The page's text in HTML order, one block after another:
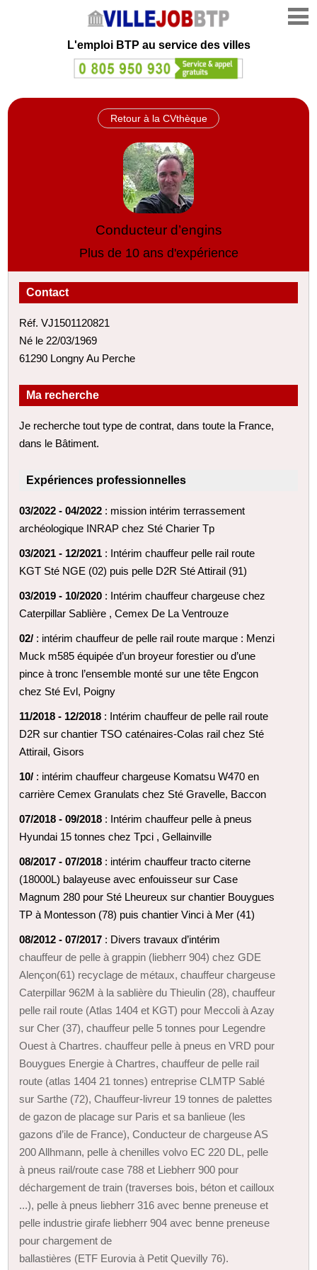
L'emploi BTP au service des villes
Retour à la CVthèque
Conducteur d’engins
Plus de 10 ans d'expérience
Contact
Réf. VJ1501120821
Né le 22/03/1969
61290 Longny Au Perche
Ma recherche
Je recherche tout type de contrat, dans toute la France,
dans le Bâtiment.
Expériences professionnelles
03/2022 - 04/2022 : mission intérim terrassement
archéologique INRAP chez Sté Charier Tp
03/2021 - 12/2021 : Intérim chauffeur pelle rail route
KGT Sté NGE (02) puis pelle D2R Sté Attirail (91)
03/2019 - 10/2020 : Intérim chauffeur chargeuse chez
Caterpillar Sablière , Cemex De La Ventrouze
02/ : intérim chauffeur de pelle rail route marque : Menzi
Muck m585 équipée d’un broyeur forestier ou d’une
pince à tronc l’ensemble monté sur une tête Engcon
chez Sté Evl, Poigny
11/2018 - 12/2018 : Intérim chauffeur de pelle rail route
D2R sur chantier TSO caténaires-Colas rail chez Sté
Attirail, Gisors
10/ : intérim chauffeur chargeuse Komatsu W470 en
carrière Cemex Granulats chez Sté Gravelle, Baccon
07/2018 - 09/2018 : Intérim chauffeur pelle à pneus
Hyundai 15 tonnes chez Tpci , Gellainville
08/2017 - 07/2018 : intérim chauffeur tracto citerne
(18000L) balayeuse avec enfouisseur sur Case
Magnum 280 pour Sté Lheureux sur chantier Bouygues
TP à Montesson (78) puis chantier Vinci à Mer (41)
08/2012 - 07/2017 : Divers travaux d’intérim
chauffeur de pelle à grappin (liebherr 904) chez GDE
Alençon(61) recyclage de métaux, chauffeur chargeuse
Caterpillar 962M à la sablière du Thieulin (28), chauffeur
pelle rail route (Atlas 1404 et KGT) pour Meccoli à Azay
sur Cher (37), chauffeur pelle 5 tonnes pour Legendre
Ouest à Chartres. chauffeur pelle à pneus en VRD pour
Bouygues Energie à Chartres, chauffeur de pelle rail
route (atlas 1404 21 tonnes) entreprise CLMTP Sablé
sur Sarthe (72), Chauffeur-livreur 19 tonnes de palettes
de gazon de placage sur Paris et sa banlieue (les
gazons d’ile de France), Conducteur de chargeuse AS
200 Allhmann, pelle à chenilles volvo EC 220 DL, pelle
à pneus rail/route case 788 et Liebherr 900 pour
déchargement de train (traverses bois, béton et cailloux
...), pelle à pneus liebherr 316 avec benne preneuse et
pelle industrie girafe liebherr 904 avec benne preneuse
pour chargement de
ballastières (ETF Eurovia à Petit Quevilly 76).